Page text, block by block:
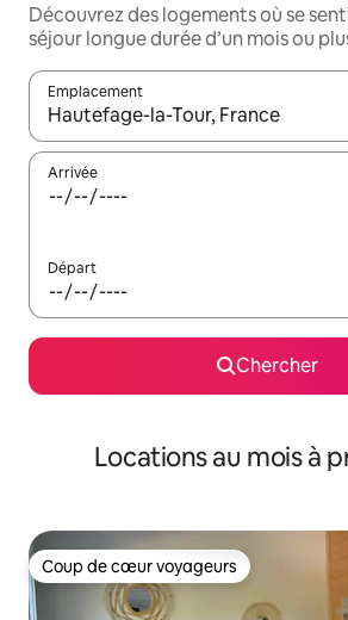
Découvrez des logements où se
séjour longue durée d’un mois ou
Emplacement
Quand les résultats sont affichés,
Arrivée
Départ
Chercher
Locations au mois à
Coup de cœur voyageurs
Coup de cœur voyageurs